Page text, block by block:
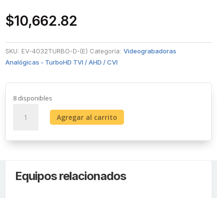
$10,662.82
SKU: EV-4032TURBO-D-(E) Categoría:Videograbadoras
Analógicas - TurboHD TVI / AHD / CVI
8 disponibles
Light
ColorVu]
Agregar al carrito
Equipos relacionados